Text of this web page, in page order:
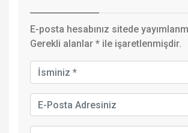
E-posta hesabınız sitede
Gerekli alanlar * ile işaretlenmişdir.